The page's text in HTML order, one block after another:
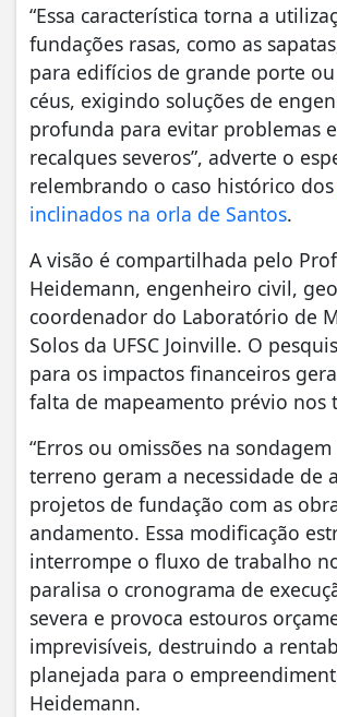
“Essa característica torna a
fundações rasas, como as
para edifícios de grande porte
céus, exigindo soluções de
profunda para evitar problemas
recalques severos”, adverte o
relembrando o caso histórico dos
inclinados na orla de Santos.
A visão é compartilhada pelo
Heidemann, engenheiro civil,
coordenador do Laboratório de
Solos da UFSC Joinville. O
para os impactos financeiros
falta de mapeamento prévio nos
“Erros ou omissões na
terreno geram a necessidade de
projetos de fundação com as
andamento. Essa modificação
interrompe o fluxo de trabalho
paralisa o cronograma de
severa e provoca estouros
imprevisíveis, destruindo a
planejada para o
Heidemann.